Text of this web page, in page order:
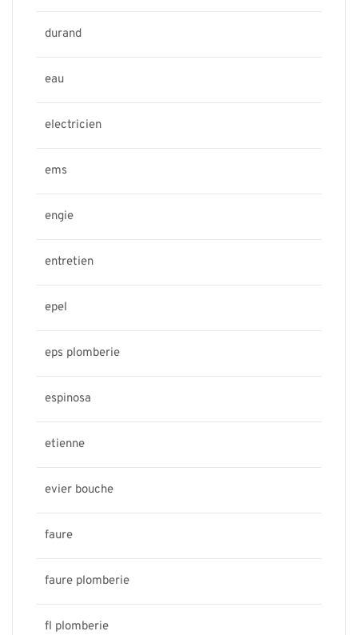
durand
eau
electricien
ems
engie
entretien
epel
eps plomberie
espinosa
etienne
evier bouche
faure
faure plomberie
fl plomberie